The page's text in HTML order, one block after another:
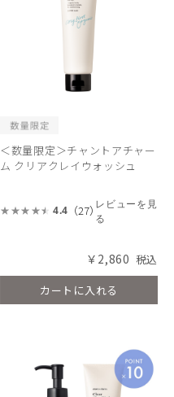
＜数量限定＞チャントアチャー
ム クリアクレイウォッシュ
4.4 （27） レビューを見
る
￥2,860
カートに入れる